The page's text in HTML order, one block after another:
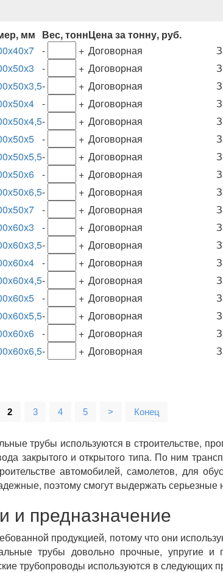
мм Вес, тоннЦена за тонну, руб.
- + Договорная
- + Договорная
- + Договорная
- + Договорная
- + Договорная
- + Договорная
- + Договорная
- + Договорная
- + Договорная
- + Договорная
- + Договорная
- + Договорная
- + Договорная
- + Договорная
- + Договорная
- + Договорная
- + Договорная
- + Договорная
2 3 4 5 > Конец
трубы используются в строительстве,
закрытого и открытого типа. По ним
автомобилей, самолетов, для
поэтому смогут выдержать серьезные
и предназначение
продукцией, потому что они
трубы довольно прочные, упругие и
трубопроводы используются в следующих